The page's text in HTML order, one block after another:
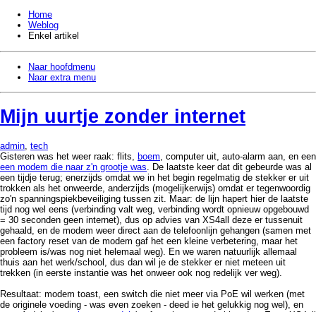
Home
Weblog
Enkel artikel
Naar hoofdmenu
Naar extra menu
Mijn uurtje zonder internet
admin, tech
Gisteren was het weer raak: flits, boem, computer uit, auto-alarm aan, en een
een modem die naar z'n grootje was. De laatste keer dat dit gebeurde was al
een tijdje terug; enerzijds omdat we in het begin regelmatig de stekker er uit
trokken als het onweerde, anderzijds (mogelijkerwijs) omdat er tegenwoordig
zo'n spanningspiekbeveiliging tussen zit. Maar: de lijn hapert hier de laatste
tijd nog wel eens (verbinding valt weg, verbinding wordt opnieuw opgebouwd
= 30 seconden geen internet), dus op advies van XS4all deze er tussenuit
gehaald, en de modem weer direct aan de telefoonlijn gehangen (samen met
een factory reset van de modem gaf het een kleine verbetering, maar het
probleem is/was nog niet helemaal weg). En we waren natuurlijk allemaal
thuis aan het werk/school, dus dan wil je de stekker er niet meteen uit
trekken (in eerste instantie was het onweer ook nog redelijk ver weg).
Resultaat: modem toast, een switch die niet meer via PoE wil werken (met
de originele voeding - was even zoeken - deed ie het gelukkig nog wel), en